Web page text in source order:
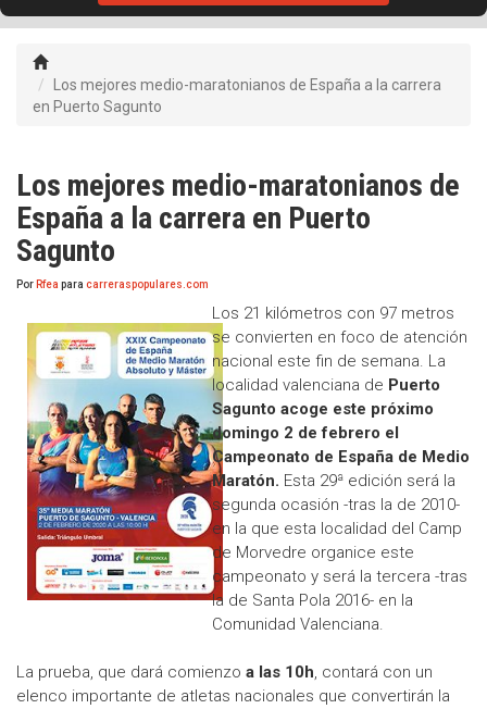
Los mejores medio-maratonianos de España a la carrera
en Puerto Sagunto
Los mejores medio-maratonianos de
España a la carrera en Puerto
Sagunto
Por Rfea para carreraspopulares.com
Los 21 kilómetros con 97 metros
se convierten en foco de atención
nacional este fin de semana. La
localidad valenciana de Puerto
Sagunto acoge este próximo
domingo 2 de febrero el
Campeonato de España de Medio
Maratón. Esta 29ª edición será la
segunda ocasión -tras la de 2010-
en la que esta localidad del Camp
de Morvedre organice este
campeonato y será la tercera -tras
la de Santa Pola 2016- en la
Comunidad Valenciana.
La prueba, que dará comienzo a las 10h, contará con un
elenco importante de atletas nacionales que convertirán la